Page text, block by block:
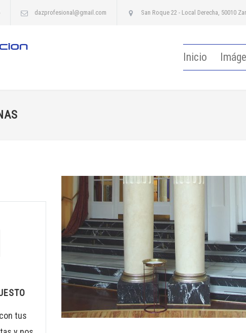
dazprofesional@gmail.com San Roque 22 - Local Derecha, 50010
Inicio
tus